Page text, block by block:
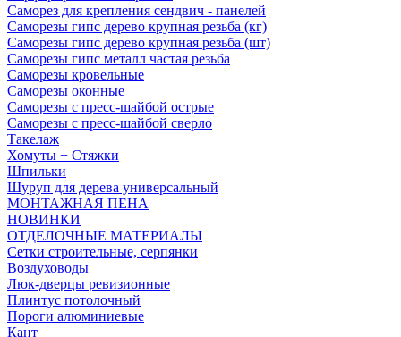
Саморез для крепления сендвич - панелей
Саморезы гипс дерево крупная резьба (кг)
Саморезы гипс дерево крупная резьба (шт)
Саморезы гипс металл частая резьба
Саморезы кровельные
Саморезы оконные
Саморезы с пресс-шайбой острые
Саморезы с пресс-шайбой сверло
Такелаж
Хомуты + Стяжки
Шпильки
Шуруп для дерева универсальный
МОНТАЖНАЯ ПЕНА
НОВИНКИ
ОТДЕЛОЧНЫЕ МАТЕРИАЛЫ
Сетки строительные, серпянки
Воздуховоды
Люк-дверцы ревизионные
Плинтус потолочный
Пороги алюминиевые
Кант